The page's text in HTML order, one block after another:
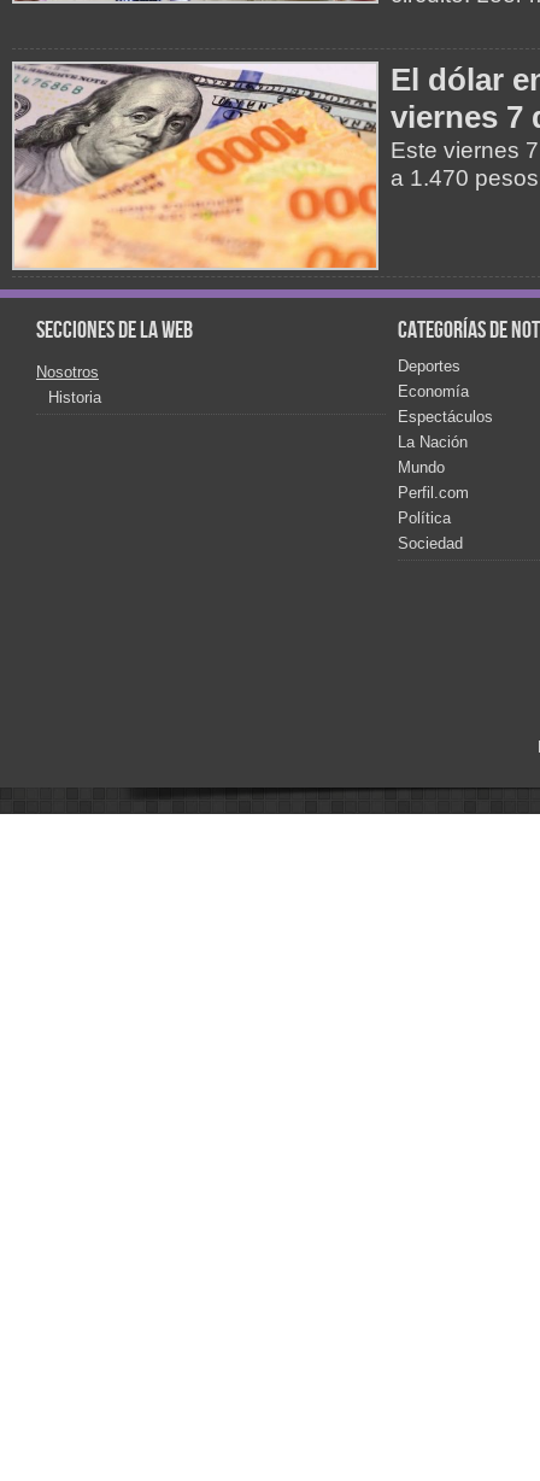
El dólar
viernes 7
Este viernes
a 1.470
Secciones de la web
Nosotros
Historia
Categorías de
Deportes
Economía
Espectáculos
La Nación
Mundo
Perfil.com
Política
Sociedad